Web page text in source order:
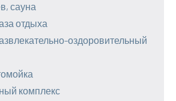
сауна
отдыха
оздоровительный
комплекс